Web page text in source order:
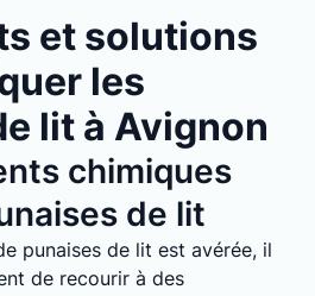
et solutions
les
lit à Avignon
chimiques
de lit
punaises de lit est avérée, il
de recourir à des